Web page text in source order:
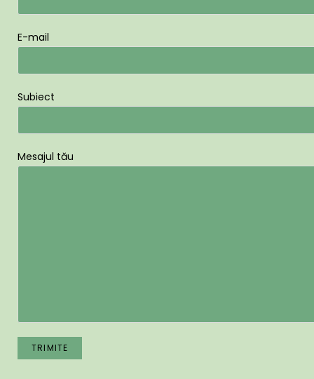
E-mail
Subiect
Mesajul tău